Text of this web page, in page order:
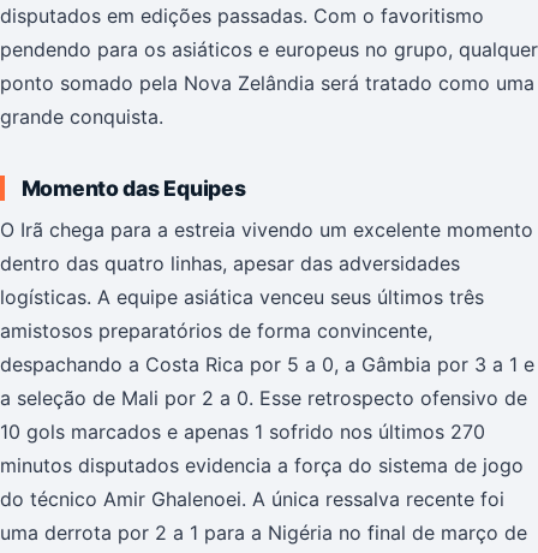
disputados em edições passadas. Com o favoritismo
pendendo para os asiáticos e europeus no grupo, qualquer
ponto somado pela Nova Zelândia será tratado como uma
grande conquista.
Momento das Equipes
O Irã chega para a estreia vivendo um excelente momento
dentro das quatro linhas, apesar das adversidades
logísticas. A equipe asiática venceu seus últimos três
amistosos preparatórios de forma convincente,
despachando a Costa Rica por 5 a 0, a Gâmbia por 3 a 1 e
a seleção de Mali por 2 a 0. Esse retrospecto ofensivo de
10 gols marcados e apenas 1 sofrido nos últimos 270
minutos disputados evidencia a força do sistema de jogo
do técnico Amir Ghalenoei. A única ressalva recente foi
uma derrota por 2 a 1 para a Nigéria no final de março de